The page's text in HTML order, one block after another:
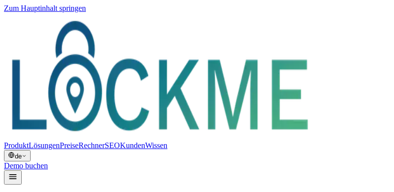
Zum Hauptinhalt springen
ProduktLösungenPreiseRechnerSEOKundenWissen
de
Demo buchen